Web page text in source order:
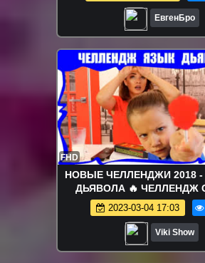
ЕвгенБро
FHD
НОВЫЕ ЧЕЛЛЕНДЖИ 2018
ДЬЯВОЛА 🔥 ЧЕЛЛЕНДЖ
Против Самых ОСТРЫХ
Мире Язык Сатаны /
2023-03-04 17:03
Viki Show